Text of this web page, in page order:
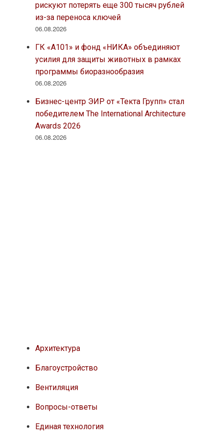
рискуют потерять еще 300 тысяч рублей
из-за переноса ключей
06.08.2026
ГК «А101» и фонд «НИКА» объединяют
усилия для защиты животных в рамках
программы биоразнообразия
06.08.2026
Бизнес-центр ЭИР от «Текта Групп» стал
победителем The International Architecture
Awards 2026
06.08.2026
Архитектура
Благоустройство
Вентиляция
Вопросы-ответы
Единая технология